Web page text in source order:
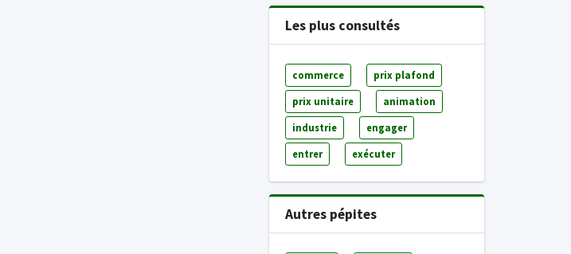
Les plus consultés
commerce prix plafond
prix unitaire animation
industrie engager
entrer exécuter
Autres pépites